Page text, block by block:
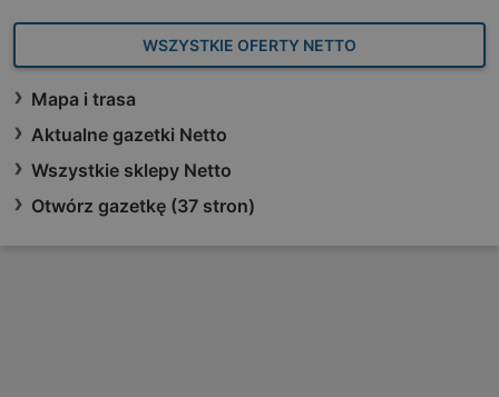
WSZYSTKIE OFERTY NETTO
Mapa i trasa
Aktualne gazetki Netto
Wszystkie sklepy Netto
Otwórz gazetkę (37 stron)